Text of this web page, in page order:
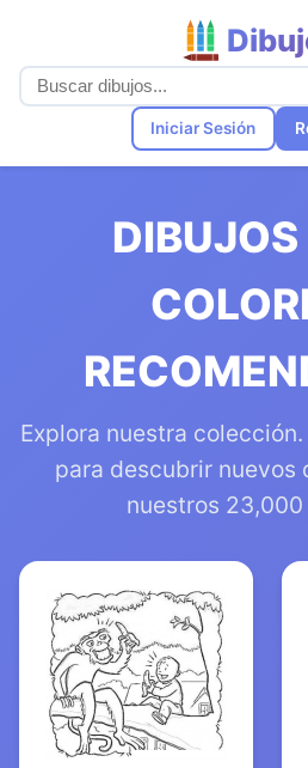
Iniciar Sesión
Explora nuestra
para descubrir nuevos
nuestros